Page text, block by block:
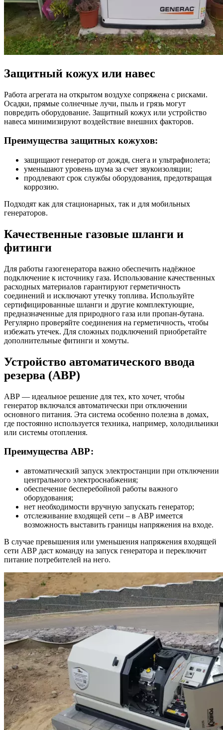
Защитный кожух или навес
Работа агрегата на открытом воздухе сопряжена с рисками.
Осадки, прямые солнечные лучи, пыль и грязь могут
повредить оборудование. Защитный кожух или устройство
навеса минимизируют воздействие внешних факторов.
Преимущества защитных кожухов:
защищают генератор от дождя, снега и ультрафиолета;
уменьшают уровень шума за счет звукоизоляции;
продлевают срок службы оборудования, предотвращая
коррозию.
Подходят как для стационарных, так и для мобильных
генераторов.
Качественные газовые шланги и
фитинги
Для работы газогенератора важно обеспечить надёжное
подключение к источнику газа. Использование качественных
расходных материалов гарантируют герметичность
соединений и исключают утечку топлива. Используйте
сертифицированные шланги и другие комплектующие,
предназначенные для природного газа или пропан-бутана.
Регулярно проверяйте соединения на герметичность, чтобы
избежать утечек. Для сложных подключений приобретайте
дополнительные фитинги и хомуты.
Устройство автоматического ввода
резерва (АВР)
АВР — идеальное решение для тех, кто хочет, чтобы
генератор включался автоматически при отключении
основного питания. Эта система особенно полезна в домах,
где постоянно используется техника, например, холодильники
или системы отопления.
Преимущества АВР:
автоматический запуск электростанции при отключении
центрального электроснабжения;
обеспечение бесперебойной работы важного
оборудования;
нет необходимости вручную запускать генератор;
отслеживание входящей сети – в АВР имеется
возможность выставить границы напряжения на входе.
В случае превышения или уменьшения напряжения входящей
сети АВР даст команду на запуск генератора и переключит
питание потребителей на него.